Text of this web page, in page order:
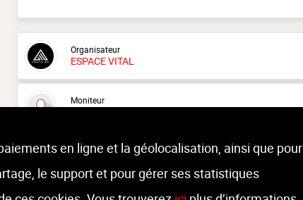
Organisateur
ESPACE VITAL
Moniteur
Non renseigné.
Lieu : ESPACE VITAL
en ligne et la géolocalisation, ainsi que pour
le support et pour gérer ses statistiques